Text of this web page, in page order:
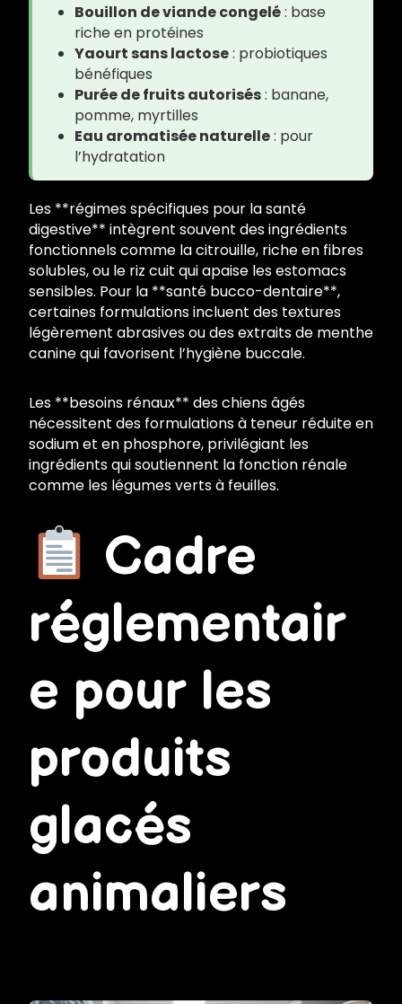
Bouillon de viande congelé: base
riche en protéines
Yaourt sans lactose: probiotiques
bénéfiques
Purée de fruits autorisés: banane,
pomme, myrtilles
Eau aromatisée naturelle: pour
l’hydratation
Les **régimes spécifiques pour la santé
digestive** intègrent souvent des ingrédients
fonctionnels comme la citrouille, riche en fibres
solubles, ou le riz cuit qui apaise les estomacs
sensibles. Pour la **santé bucco-dentaire**,
certaines formulations incluent des textures
légèrement abrasives ou des extraits de menthe
canine qui favorisent l’hygiène buccale.
Les **besoins rénaux** des chiens âgés
nécessitent des formulations à teneur réduite en
sodium et en phosphore, privilégiant les
ingrédients qui soutiennent la fonction rénale
comme les légumes verts à feuilles.
Cadre
réglementair
e pour les
produits
glacés
animaliers